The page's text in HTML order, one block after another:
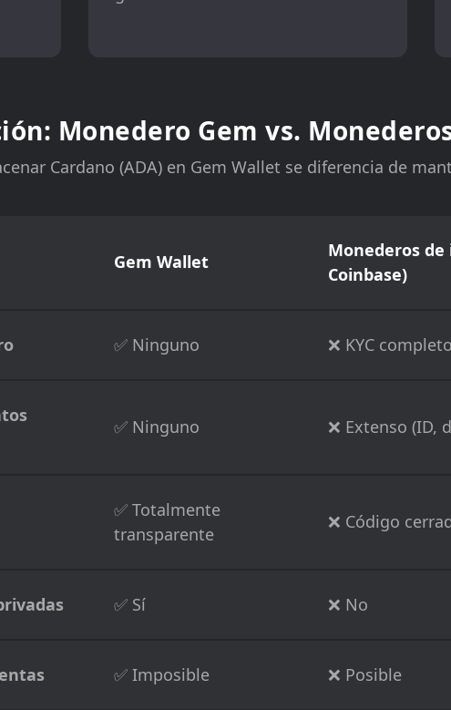
Monedero Gem vs.
Cardano (ADA) en Gem Wallet se diferencia de
Gem Wallet
Monederos
Coinbase)
✅ Ninguno ❌ KYC completo
✅ Ninguno ❌ Extenso (ID,
✅ Totalmente
transparente
❌ Código
✅ Sí ❌ No
✅ Imposible ❌ Posible